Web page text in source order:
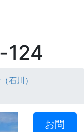
124
石川）
お問